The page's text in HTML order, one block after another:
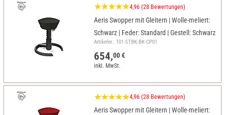
4,96 (28 Bewertungen)
Aeris Swopper mit Gleitern | Wolle-meliert:
Schwarz | Feder: Standard | Gestell: Schwarz
Artikelnr.: 101-STBK-BK-CP01
654,00 €
inkl. MwSt.
4,96 (28 Bewertungen)
Aeris Swopper mit Gleitern | Wolle-meliert: